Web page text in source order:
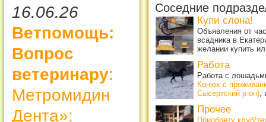
16.06.26
Ветпомощь:
Вопрос
ветеринару:
Метромидин
Дента»:
Соседние
Купи слона!
Объявления от
всадника в
желании купить
Работа
Работа с
Конюх с
Сысертский р-он)
Прочее
Приобрету клуб/